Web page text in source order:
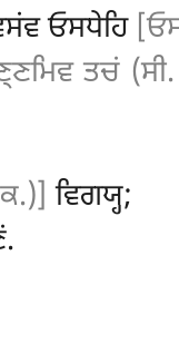
ਓਸਧੇਹਿ
ਤਚਂ
ਵਿਗਯ੍ਹ;